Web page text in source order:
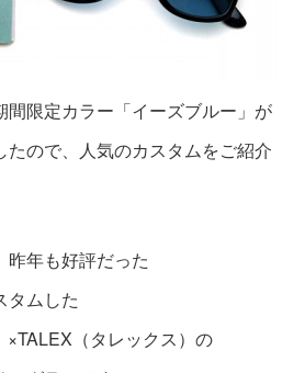
間限定カラー「イーズブルー」が
たので、人気のカスタムをご紹介
昨年も好評だった
タムした
（タレックス）の